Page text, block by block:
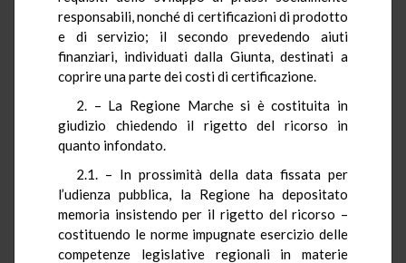
responsabili, nonché di certificazioni di prodotto
e di servizio; il secondo prevedendo aiuti
finanziari, individuati dalla Giunta, destinati a
coprire una parte dei costi di certificazione.
2. – La Regione Marche si è costituita in
giudizio chiedendo il rigetto del ricorso in
quanto infondato.
2.1. – In prossimità della data fissata per
l’udienza pubblica, la Regione ha depositato
memoria insistendo per il rigetto del ricorso –
costituendo le norme impugnate esercizio delle
competenze legislative regionali in materie